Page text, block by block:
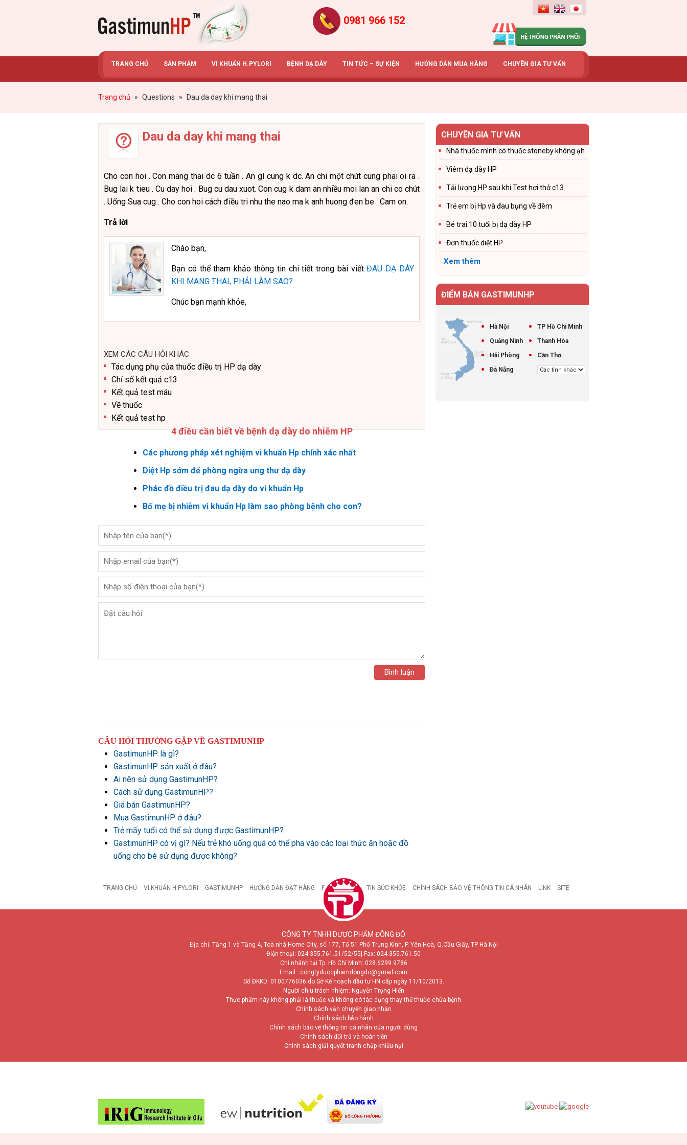
0981 966 152
TRANG CHỦ SẢN PHẨM VI KHUẨN H.PYLORI BỆNH DẠ DÀY TIN TỨC – SỰ KIỆN HƯỚNG DẪN MUA HÀNG CHUYÊN GIA TƯ VẤN
Trang chủ » Questions » Dau da day khi mang thai
Dau da day khi mang thai
Cho con hoi . Con mang thai dc 6 tuần . An gì cung k dc. An chi một chút cung phai oi ra .
Bug lai k tieu . Cu day hoi . Bug cu dau xuot. Con cug k dam an nhiều moi lan an chi co chút
. Uống Sua cug . Cho con hoi cách điều tri nhu the nao ma k anh huong đen be . Cam on.
Trả lời
Chào bạn,
Bạn có thể tham khảo thông tin chi tiết trong bài viếtĐAU DẠ DÀY
KHI MANG THAI, PHẢI LÀM SAO?
Chúc bạn mạnh khỏe,
XEM CÁC CÂU HỎI KHÁC
Tác dụng phụ của thuốc điều trị HP dạ dày
Chỉ số kết quả c13
Kết quả test máu
Về thuốc
Kết quả test hp
4 điều cần biết về bệnh dạ dày do nhiễm HP
Các phương pháp xét nghiệm vi khuẩn Hp chính xác nhất
Diệt Hp sớm để phòng ngừa ung thư dạ dày
Phác đồ điều trị đau dạ dày do vi khuẩn Hp
Bố mẹ bị nhiễm vi khuẩn Hp làm sao phòng bệnh cho con?
CÂU HỎI THƯỜNG GẶP VỀ GASTIMUNHP
GastimunHP là gì?
GastimunHP sản xuất ở đâu?
Ai nên sử dụng GastimunHP?
Cách sử dụng GastimunHP?
Giá bán GastimunHP?
Mua GastimunHP ở đâu?
Trẻ mấy tuổi có thể sử dụng được GastimunHP?
GastimunHP có vị gì? Nếu trẻ khó uống quá có thể pha vào các loại thức ăn hoặc đồ
uống cho bé sử dụng được không?
CHUYÊN GIA TƯ VẤN
Nhà thuốc mình có thuốc stoneby không ạh
Viêm dạ dày HP
Tải lượng HP sau khi Test hơi thở c13
Trẻ em bị Hp và đau bụng về đêm
Bé trai 10 tuổi bị dạ dày HP
Đơn thuốc diệt HP
Xem thêm
ĐIỂM BÁN GASTIMUNHP
Hà Nội
TP Hồ Chí Minh
Quảng Ninh
Thanh Hóa
Hải Phòng
Cần Thơ
Đà Nẵng
TRANG CHỦ VI KHUẨN H.PYLORI GASTIMUNHP HƯỚNG DẪN ĐẶT HÀNG BỆNH DẠ DÀY TIN SỨC KHỎE CHÍNH SÁCH BẢO VỆ THÔNG TIN CÁ NHÂN LINK SITE
CÔNG TY TNHH DƯỢC PHẨM ĐÔNG ĐÔ
Địa chỉ: Tầng 1 và Tầng 4, Toà nhà Home City, số 177, Tổ 51 Phố Trung Kính, P. Yên Hoà, Q.Cầu Giấy, TP Hà Nội
Điện thoại: 024.355.761.51/52/55 | Fax: 024.355.761.50
Chi nhánh tại Tp. Hồ Chí Minh: 028.6299.9786
Email : congtyduocphamdongdo@gmail.com
Số ĐKKD: 0100776036 do Sở Kế hoạch đầu tư HN cấp ngày 11/10/2013.
Người chịu trách nhiệm: Nguyễn Trọng Hiển
Thực phẩm này không phải là thuốc và không có tác dụng thay thế thuốc chữa bệnh
Chính sách vận chuyển giao nhận
Chính sách bảo hành
Chính sách bảo vệ thông tin cá nhân của người dùng
Chính sách đổi trả và hoàn tiền
Chính sách giải quyết tranh chấp khiếu nại